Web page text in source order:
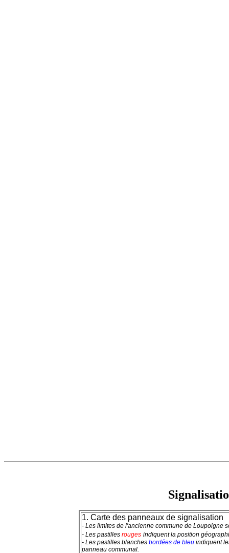
1. Carte des panneaux de signalisation
- Les limites de l'ancienne commune de Loupoigne
- Les pastilles rouges indiquent la position
- Les pastilles blanches bordées de bleu indiquent
panneau communal.